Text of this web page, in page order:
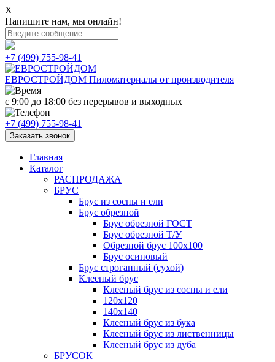
X
Напишите нам, мы онлайн!
+7 (499) 755-98-41
ЕВРОСТРОЙДОМ Пиломатериалы от производителя
с 9:00 до 18:00 без перерывов и выходных
+7 (499) 755-98-41
Заказать звонок
Главная
Каталог
РАСПРОДАЖА
БРУС
Брус из сосны и ели
Брус обрезной
Брус обрезной ГОСТ
Брус обрезной Т/У
Обрезной брус 100х100
Брус осиновый
Брус строганный (сухой)
Клееный брус
Клееный брус из сосны и ели
120х120
140х140
Клееный брус из бука
Клееный брус из лиственницы
Клееный брус из дуба
БРУСОК